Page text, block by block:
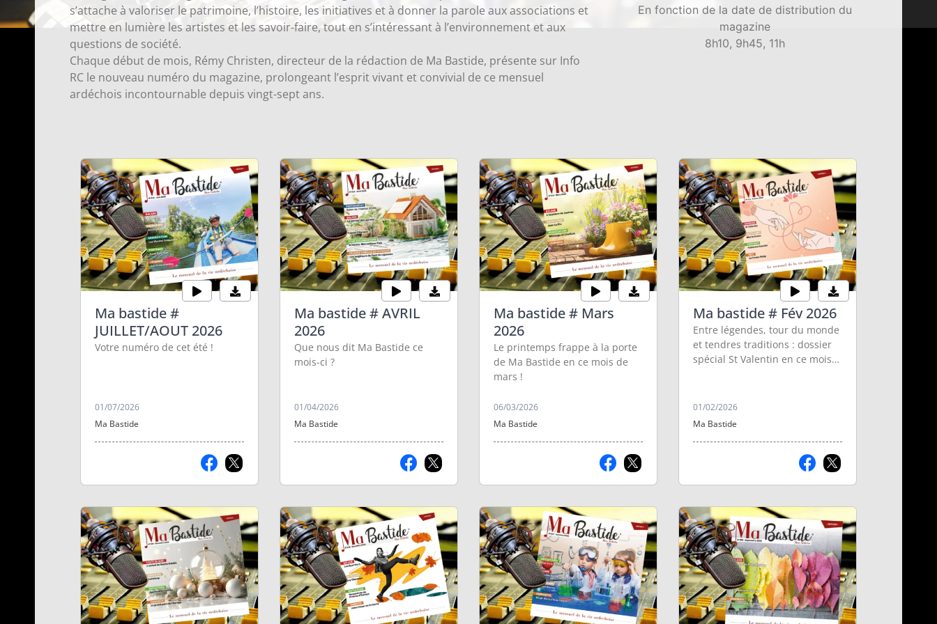
s’attache à valoriser le patrimoine, l’histoire, les initiatives et à donner la parole aux associations et
mettre en lumière les artistes et les savoir-faire, tout en s’intéressant à l’environnement et aux
questions de société.
Chaque début de mois, Rémy Christen, directeur de la rédaction de Ma Bastide, présente sur Info
RC le nouveau numéro du magazine, prolongeant l’esprit vivant et convivial de ce mensuel
ardéchois incontournable depuis vingt-sept ans.
En fonction de la date de distribution du
magazine
8h10, 9h45, 11h
Ma bastide #
JUILLET/AOUT 2026
Votre numéro de cet été !
01/07/2026
Ma Bastide
Ma bastide # AVRIL
2026
Que nous dit Ma Bastide ce
mois-ci ?
01/04/2026
Ma Bastide
Ma bastide # Mars
2026
Le printemps frappe à la porte
de Ma Bastide en ce mois de
mars !
06/03/2026
Ma Bastide
Ma bastide # Fév 2026
Entre légendes, tour du monde
et tendres traditions : dossier
spécial St Valentin en ce mois
01/02/2026
Ma Bastide